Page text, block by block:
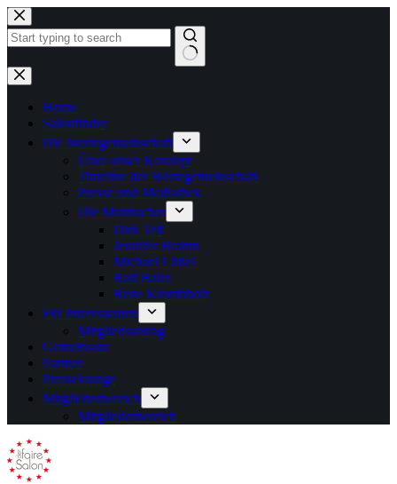
Zum
Inhalt
springen
Keine
Ergebnisse
Home
Salonfinder
Die Wertegemeinschaft
Über unser Konzept
Timeline der Wertegemeinschaft
Presse und Mediathek
Die Mutmacher
Dirk Teß
Jennifer Brahm
Michael Lößel
Ralf Baier
Rene Krombholz
Für Interessenten
Mitgliedsantrag
Gemeinsam
Partner
Presselounge
Mitgliederbereich
Mitgliederbereich